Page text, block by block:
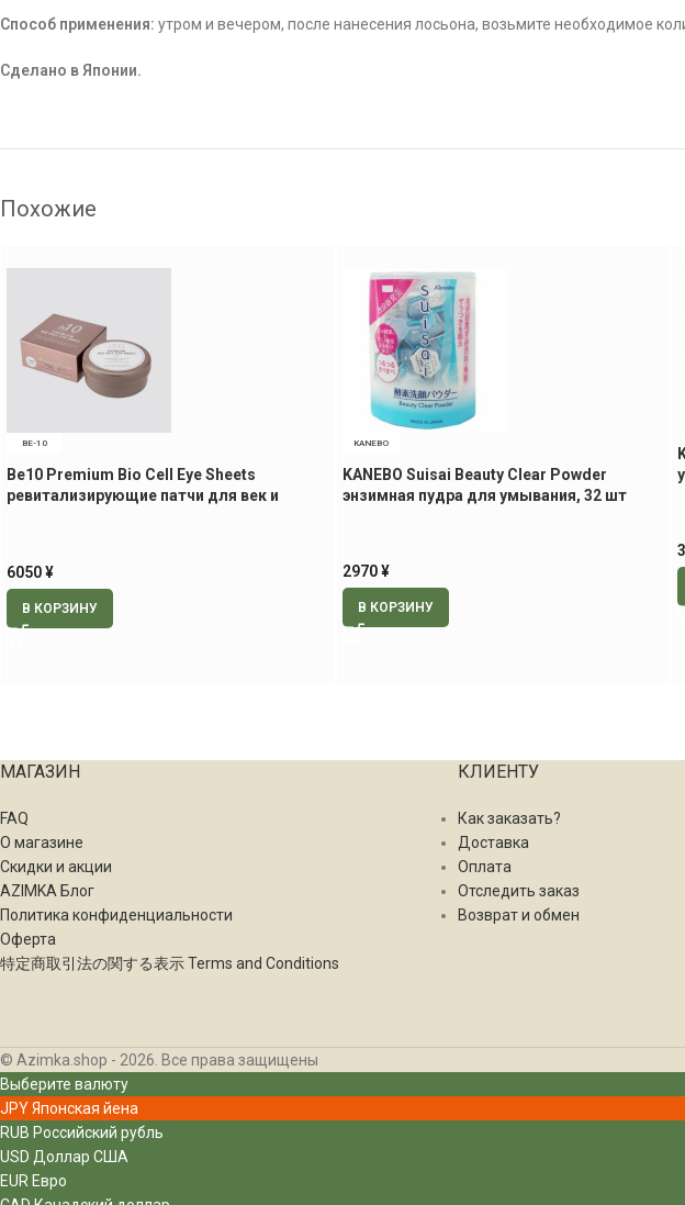
Способ применения: утром и вечером, после нанесения лосьона, возьмите необходимое
Сделано в Японии.
Похожие
BE-10
Be10 Premium Bio Cell Eye Sheets
ревитализирующие патчи для век и
6050¥
В КОРЗИНУ
KANEBO
KANEBO Suisai Beauty Clear Powder
энзимная пудра для умывания, 32 шт
2970¥
В КОРЗИНУ
МАГАЗИН
FAQ
О магазине
Скидки и акции
AZIMKA Блог
Политика конфиденциальности
Оферта
特定商取引法の関する表示 Terms and Conditions
КЛИЕНТУ
Как заказать?
Доставка
Оплата
Отследить заказ
Возврат и обмен
© Azimka.shop - 2026. Все права защищены
Выберите валюту
JPYЯпонская йена
RUB Российский рубль
USD Доллар США
EUR Евро